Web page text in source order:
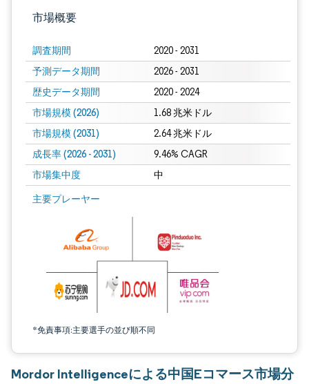
市場概要
調査期間 2020 - 2031
予測データ期間 2026 - 2031
歴史データ期間 2020 - 2024
市場規模 (2026) 1.68 兆米ドル
市場規模 (2031) 2.64 兆米ドル
成長率 (2026 - 2031) 9.46% CAGR
市場集中度 中
主要プレーヤー
*免責事項:主要選手の並び順不同
画像 © Mordor Intelligence。再利用にはCC BY 4.0の表示が必要です。
Mordor Intelligenceによる中国Eコマース市場分